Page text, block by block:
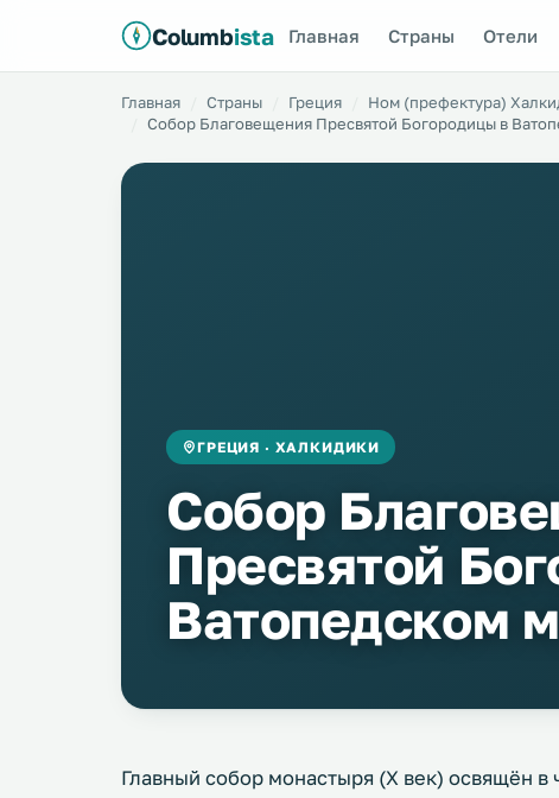
Columbista Главная Страны Отели
Главная Страны Греция Ном (префектура)
Собор Благовещения Пресвятой Богородицы в
ГРЕЦИЯ · ХАЛКИДИКИ
Собор
Пресвятой
Ватопедском
Главный собор монастыря (X век) освящён